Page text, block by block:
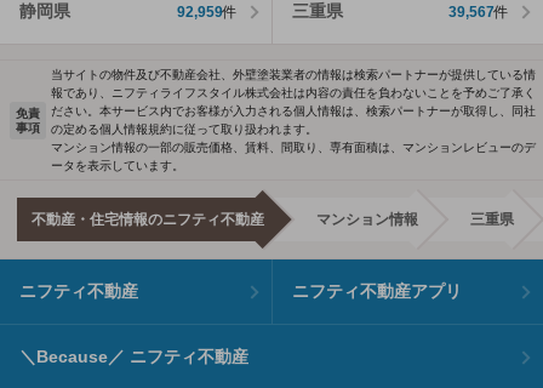
静岡県 92,959件 三重県 39,567件
免責
事項
当サイトの物件及び不動産会社、外壁塗装業者の情報は検索パートナーが提供している情
報であり、ニフティライフスタイル株式会社は内容の責任を負わないことを予めご了承く
ださい。本サービス内でお客様が入力される個人情報は、検索パートナーが取得し、同社
の定める個人情報規約に従って取り扱われます。
マンション情報の一部の販売価格、賃料、間取り、専有面積は、マンションレビューのデ
ータを表示しています。
不動産・住宅情報のニフティ不動産 マンション情報 三重県
ニフティ不動産 ニフティ不動産アプリ
＼Because／ ニフティ不動産